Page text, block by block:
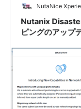
10.3Prism
NutaNice
Nutanix
ピングのアップ